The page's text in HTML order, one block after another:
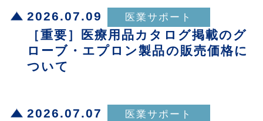
2026.07.09
［重要］医療用品カタログ掲載のグ
ローブ・エプロン製品の販売価格に
ついて
2026.07.07